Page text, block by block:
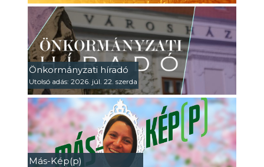
Önkormányzati híradó
Utolsó adás: 2026. júl. 22. szerda
Más-Kép(p)